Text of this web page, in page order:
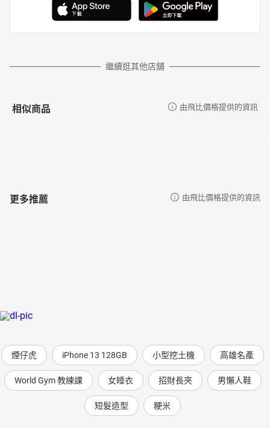
繼續逛其他店舖
相似商品 由飛比價格提供的資訊
更多推薦 由飛比價格提供的資訊
煙仔虎 iPhone 13 128GB 小型挖土機 高雄名產
World Gym 教練課 女睡衣 招財長夾 男懶人鞋
短髮造型 粳米